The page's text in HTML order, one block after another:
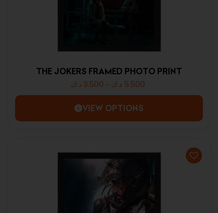
THE JOKERS FRAMED PHOTO PRINT
3.500 د.ك - 5.500 د.ك
VIEW OPTIONS